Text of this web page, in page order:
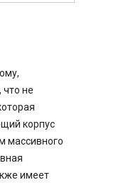
не
корпус
массивного
имеет